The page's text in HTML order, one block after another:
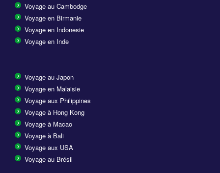
Voyage au Cambodge
Voyage en Birmanie
Voyage en Indonesie
Voyage en Inde
Voyage au Japon
Voyage en Malaisie
Voyage aux Philippines
Voyage à Hong Kong
Voyage à Macao
Voyage à Bali
Voyage aux USA
Voyage au Brésil